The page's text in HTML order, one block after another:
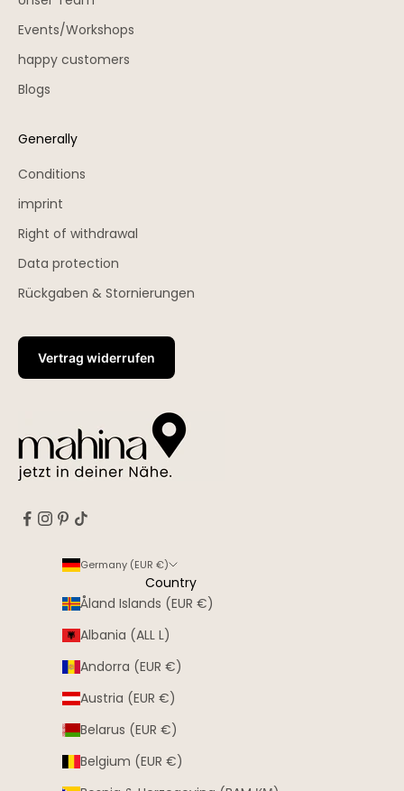
Events/Workshops
happy customers
Blogs
Generally
Conditions
imprint
Right of withdrawal
Data protection
Rückgaben & Stornierungen
Vertrag widerrufen
Germany (EUR €)
Country
Åland Islands (EUR €)
Albania (ALL L)
Andorra (EUR €)
Austria (EUR €)
Belarus (EUR €)
Belgium (EUR €)